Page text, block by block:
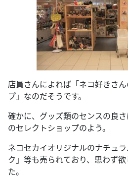
店員さんによれば「ネコ好きさ
プ」なのだそうです。
確かに、グッズ類のセンスの良
のセレクトショップのよう。
ネコセカイオリジナルのナチュ
ク」等も売られており、思わず
た。